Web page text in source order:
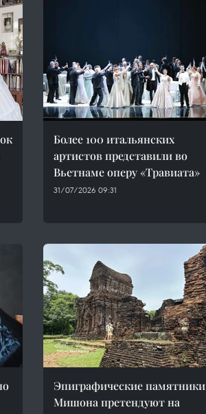
Более 100 итальянских
артистов представили во
Вьетнаме оперу «Травиата»
31/07/2026 09:31
Эпиграфические памятники
Мишона претендуют на